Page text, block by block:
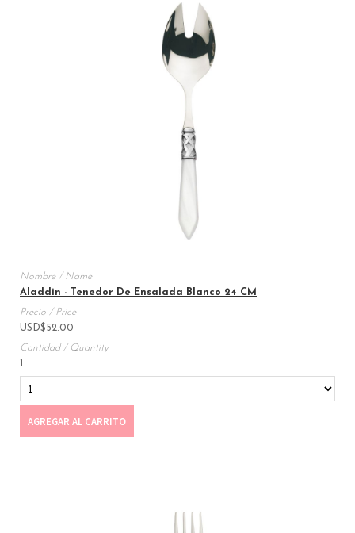
Aladdin - Tenedor De Ensalada Blanco 24 CM
USD$52.00
AGREGAR AL CARRITO